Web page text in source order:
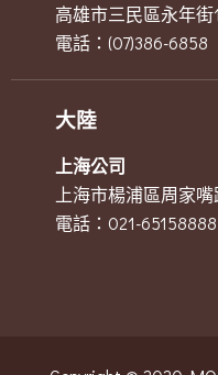
高雄市三民區永年街
電話：(07)386-6858
大陸
上海公司
上海市楊浦區周家
電話：021-65158888